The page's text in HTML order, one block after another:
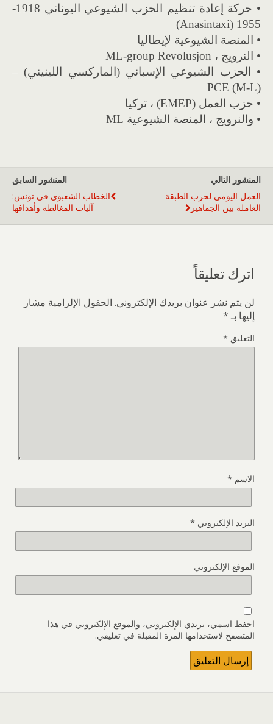
• حركة إعادة تنظيم الحزب الشيوعي اليوناني 1918-
1955 (Anasintaxi)
• المنصة الشيوعية لإيطاليا
• النرويج ، ML-group Revolusjon
• الحزب الشيوعي الإسباني (الماركسي اللينيني) –
PCE (M-L)
• حزب العمل (EMEP) ، تركيا
• والنرويج ، المنصة الشيوعية ML
المنشور السابق
الخطاب الشعبوي في تونس:
آليات المغالطة وأهدافها
المنشور التالي
العمل اليومي لحزب الطبقة
العاملة بين الجماهير
اترك تعليقاً
لن يتم نشر عنوان بريدك الإلكتروني. الحقول الإلزامية مشار
إليها بـ*
التعليق *
الاسم *
البريد الإلكتروني *
الموقع الإلكتروني
احفظ اسمي، بريدي الإلكتروني، والموقع الإلكتروني في هذا
المتصفح لاستخدامها المرة المقبلة في تعليقي.